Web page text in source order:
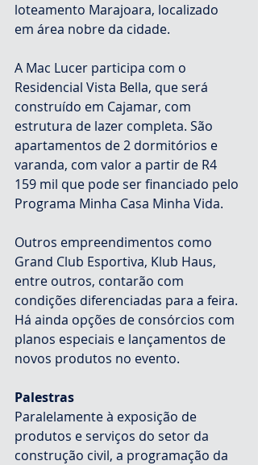
loteamento Marajoara, localizado
em área nobre da cidade.
A Mac Lucer participa com o
Residencial Vista Bella, que será
construído em Cajamar, com
estrutura de lazer completa. São
apartamentos de 2 dormitórios e
varanda, com valor a partir de R4
159 mil que pode ser financiado pelo
Programa Minha Casa Minha Vida.
Outros empreendimentos como
Grand Club Esportiva, Klub Haus,
entre outros, contarão com
condições diferenciadas para a feira.
Há ainda opções de consórcios com
planos especiais e lançamentos de
novos produtos no evento.
Palestras
Paralelamente à exposição de
produtos e serviços do setor da
construção civil, a programação da